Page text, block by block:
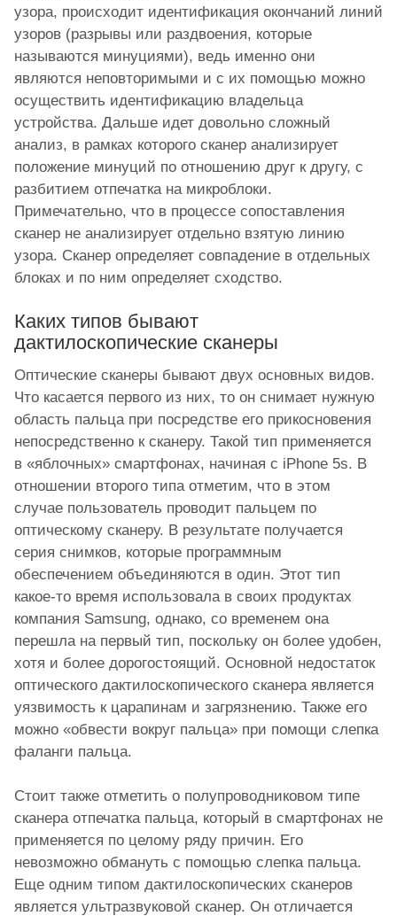
узора, происходит идентификация окончаний линий
узоров (разрывы или раздвоения, которые
называются минуциями), ведь именно они
являются неповторимыми и с их помощью можно
осуществить идентификацию владельца
устройства. Дальше идет довольно сложный
анализ, в рамках которого сканер анализирует
положение минуций по отношению друг к другу, с
разбитием отпечатка на микроблоки.
Примечательно, что в процессе сопоставления
сканер не анализирует отдельно взятую линию
узора. Сканер определяет совпадение в отдельных
блоках и по ним определяет сходство.
Каких типов бывают
дактилоскопические сканеры
Оптические сканеры бывают двух основных видов.
Что касается первого из них, то он снимает нужную
область пальца при посредстве его прикосновения
непосредственно к сканеру. Такой тип применяется
в «яблочных» смартфонах, начиная с iPhone 5s. В
отношении второго типа отметим, что в этом
случае пользователь проводит пальцем по
оптическому сканеру. В результате получается
серия снимков, которые программным
обеспечением объединяются в один. Этот тип
какое-то время использовала в своих продуктах
компания Samsung, однако, со временем она
перешла на первый тип, поскольку он более удобен,
хотя и более дорогостоящий. Основной недостаток
оптического дактилоскопического сканера является
уязвимость к царапинам и загрязнению. Также его
можно «обвести вокруг пальца» при помощи слепка
фаланги пальца.
Стоит также отметить о полупроводниковом типе
сканера отпечатка пальца, который в смартфонах не
применяется по целому ряду причин. Его
невозможно обмануть с помощью слепка пальца.
Еще одним типом дактилоскопических сканеров
является ультразвуковой сканер. Он отличается